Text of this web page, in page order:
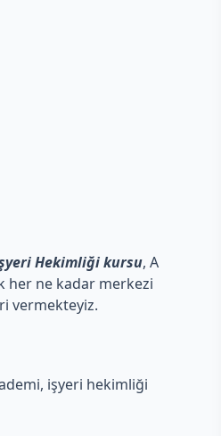
Hekimliği kursu, A
her ne kadar merkezi
vermekteyiz.
işyeri hekimliği